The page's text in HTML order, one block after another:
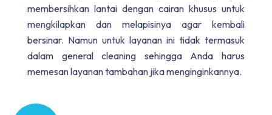
membersihkan lantai dengan cairan khusus untuk
mengkilapkan dan melapisinya agar kembali
bersinar. Namun untuk layanan ini tidak termasuk
dalam general cleaning sehingga Anda harus
memesan layanan tambahan jika menginginkannya.